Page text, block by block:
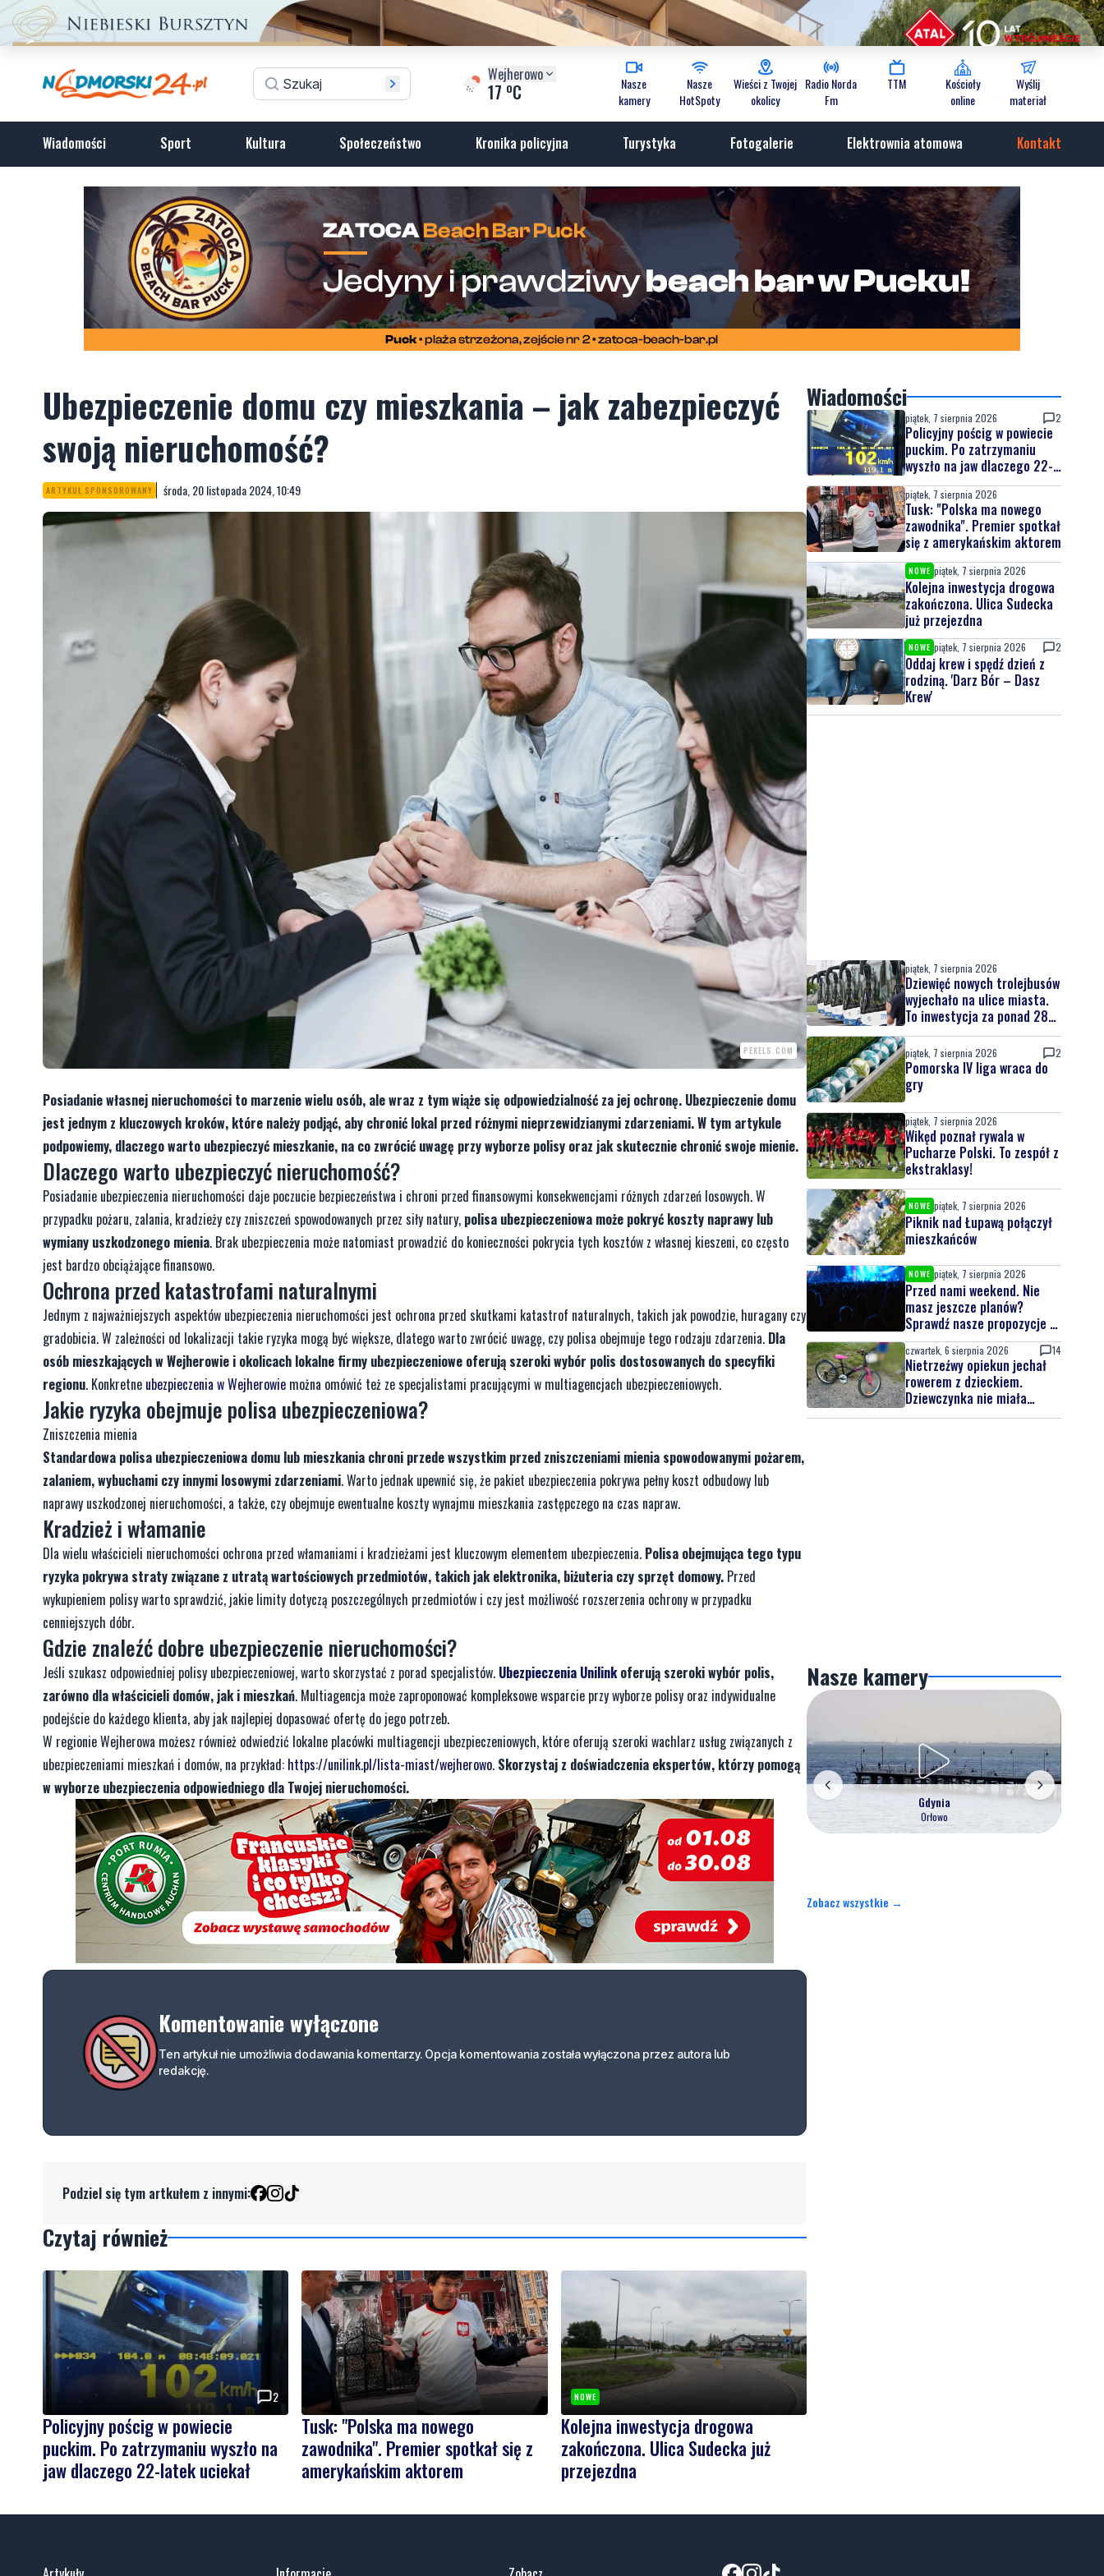
Wejherowo
17 oC
Nasze
kamery
Nasze
HotSpoty
Wieści z Twojej
okolicy
Radio Norda
Fm
TTM
Kościoły
online
Wyślij
materiał
Wiadomości Sport Kultura Społeczeństwo Kronika policyjna Turystyka Fotogalerie Elektrownia atomowa Kontakt
Ubezpieczenie domu czy mieszkania – jak zabezpieczyć
swoją nieruchomość?
ARTYKUŁ SPONSOROWANY środa, 20 listopada 2024, 10:49
PEXELS.COM
Posiadanie własnej nieruchomości to marzenie wielu osób, ale wraz z tym wiąże się odpowiedzialność za jej ochronę. Ubezpieczenie domu
jest jednym z kluczowych kroków, które należy podjąć, aby chronić lokal przed różnymi nieprzewidzianymi zdarzeniami. W tym artykule
podpowiemy, dlaczego warto ubezpieczyć mieszkanie, na co zwrócić uwagę przy wyborze polisy oraz jak skutecznie chronić swoje mienie.
Dlaczego warto ubezpieczyć nieruchomość?
Posiadanie ubezpieczenia nieruchomości daje poczucie bezpieczeństwa i chroni przed finansowymi konsekwencjami różnych zdarzeń losowych. W
przypadku pożaru, zalania, kradzieży czy zniszczeń spowodowanych przez siły natury, polisa ubezpieczeniowa może pokryć koszty naprawy lub
wymiany uszkodzonego mienia. Brak ubezpieczenia może natomiast prowadzić do konieczności pokrycia tych kosztów z własnej kieszeni, co często
jest bardzo obciążające finansowo.
Ochrona przed katastrofami naturalnymi
Jednym z najważniejszych aspektów ubezpieczenia nieruchomości jest ochrona przed skutkami katastrof naturalnych, takich jak powodzie, huragany czy
gradobicia. W zależności od lokalizacji takie ryzyka mogą być większe, dlatego warto zwrócić uwagę, czy polisa obejmuje tego rodzaju zdarzenia. Dla
osób mieszkających w Wejherowie i okolicach lokalne firmy ubezpieczeniowe oferują szeroki wybór polis dostosowanych do specyfiki
regionu. Konkretne ubezpieczenia w Wejherowie można omówić też ze specjalistami pracującymi w multiagencjach ubezpieczeniowych.
Jakie ryzyka obejmuje polisa ubezpieczeniowa?
Zniszczenia mienia
Standardowa polisa ubezpieczeniowa domu lub mieszkania chroni przede wszystkim przed zniszczeniami mienia spowodowanymi pożarem,
zalaniem, wybuchami czy innymi losowymi zdarzeniami. Warto jednak upewnić się, że pakiet ubezpieczenia pokrywa pełny koszt odbudowy lub
naprawy uszkodzonej nieruchomości, a także, czy obejmuje ewentualne koszty wynajmu mieszkania zastępczego na czas napraw.
Kradzież i włamanie
Dla wielu właścicieli nieruchomości ochrona przed włamaniami i kradzieżami jest kluczowym elementem ubezpieczenia. Polisa obejmująca tego typu
ryzyka pokrywa straty związane z utratą wartościowych przedmiotów, takich jak elektronika, biżuteria czy sprzęt domowy. Przed
wykupieniem polisy warto sprawdzić, jakie limity dotyczą poszczególnych przedmiotów i czy jest możliwość rozszerzenia ochrony w przypadku
cenniejszych dóbr.
Gdzie znaleźć dobre ubezpieczenie nieruchomości?
Jeśli szukasz odpowiedniej polisy ubezpieczeniowej, warto skorzystać z porad specjalistów. Ubezpieczenia Unilinkoferują szeroki wybór polis,
zarówno dla właścicieli domów, jak i mieszkań. Multiagencja może zaproponować kompleksowe wsparcie przy wyborze polisy oraz indywidualne
podejście do każdego klienta, aby jak najlepiej dopasować ofertę do jego potrzeb.
W regionie Wejherowa możesz również odwiedzić lokalne placówki multiagencji ubezpieczeniowych, które oferują szeroki wachlarz usług związanych z
ubezpieczeniami mieszkań i domów, na przykład: https://unilink.pl/lista-miast/wejherowo. Skorzystaj z doświadczenia ekspertów, którzy pomogą
w wyborze ubezpieczenia odpowiedniego dla Twojej nieruchomości.
Komentowanie wyłączone
Ten artykuł nie umożliwia dodawania komentarzy. Opcja komentowania została wyłączona przez autora lub
redakcję.
Podziel się tym artkułem z innymi:
Czytaj również
2
Policyjny pościg w powiecie
puckim. Po zatrzymaniu wyszło na
jaw dlaczego 22-latek uciekał
Tusk: "Polska ma nowego
zawodnika". Premier spotkał się z
amerykańskim aktorem
NOWE
Kolejna inwestycja drogowa
zakończona. Ulica Sudecka już
przejezdna
Wiadomości
piątek, 7 sierpnia 2026 2
Policyjny pościg w powiecie
puckim. Po zatrzymaniu
wyszło na jaw dlaczego 22-
latek uciekał
piątek, 7 sierpnia 2026
Tusk: "Polska ma nowego
zawodnika". Premier spotkał
się z amerykańskim aktorem
NOWE piątek, 7 sierpnia 2026
Kolejna inwestycja drogowa
zakończona. Ulica Sudecka
już przejezdna
NOWE piątek, 7 sierpnia 2026 2
Oddaj krew i spędź dzień z
rodziną. 'Darz Bór – Dasz
Krew'
piątek, 7 sierpnia 2026
Dziewięć nowych trolejbusów
wyjechało na ulice miasta.
To inwestycja za ponad 28
mln zł
piątek, 7 sierpnia 2026 2
Pomorska IV liga wraca do
gry
piątek, 7 sierpnia 2026
Wikęd poznał rywala w
Pucharze Polski. To zespół z
ekstraklasy!
NOWE piątek, 7 sierpnia 2026
Piknik nad Łupawą połączył
mieszkańców
NOWE piątek, 7 sierpnia 2026
Przed nami weekend. Nie
masz jeszcze planów?
Sprawdź nasze propozycje w
powiecie wejherowskim i
puckim
czwartek, 6 sierpnia 2026 14
Nietrzeźwy opiekun jechał
rowerem z dzieckiem.
Dziewczynka nie miała
kasku
Nasze kamery
Gdynia
Orłowo
Zobacz wszystkie →